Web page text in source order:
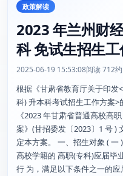
政策解读
2023 年兰州财
科 免试生招生
2025-06-19 15:53:08阅读 712
根据《甘肃省教育厅关于印发
科) 升本科考试招生工作方案>
《2023 年甘肃省普通高校高
案》(甘招委发〔2023〕1 号 )
定本方案。 一、招生对象 (
高校学籍的 高职(专科)应届毕
行 为，满足以下条件之一的